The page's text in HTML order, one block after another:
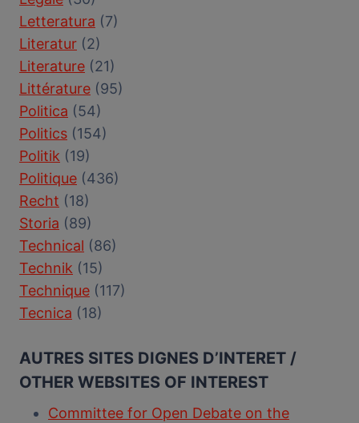
Letteratura (7)
Literatur (2)
Literature (21)
Littérature (95)
Politica (54)
Politics (154)
Politik (19)
Politique (436)
Recht (18)
Storia (89)
Technical (86)
Technik (15)
Technique (117)
Tecnica (18)
AUTRES SITES DIGNES D’INTERET /
OTHER WEBSITES OF INTEREST
Committee for Open Debate on the